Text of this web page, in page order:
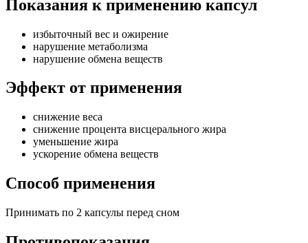
Показания к применению капсул
избыточный вес и ожирение
нарушение метаболизма
нарушение обмена веществ
Эффект от применения
снижение веса
снижение процента висцерального жира
уменьшение жира
ускорение обмена веществ
Способ применения
Принимать по 2 капсулы перед сном